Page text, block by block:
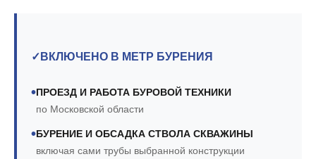
✓ ВКЛЮЧЕНО В МЕТР БУРЕНИЯ
•ПРОЕЗД И РАБОТА БУРОВОЙ ТЕХНИКИ
по Московской области
•БУРЕНИЕ И ОБСАДКА СТВОЛА СКВАЖИНЫ
включая сами трубы выбранной конструкции